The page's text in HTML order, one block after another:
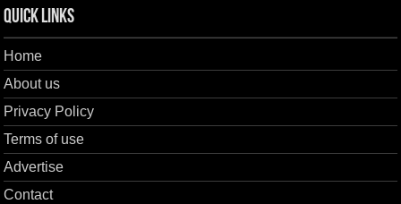
Quick Links
Home
About us
Privacy Policy
Terms of use
Advertise
Contact